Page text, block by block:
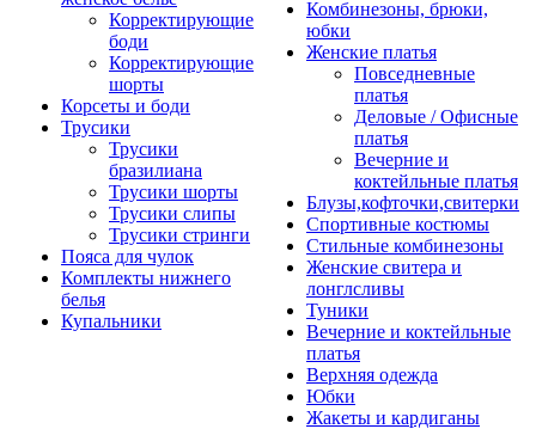
Корректирующие
боди
Корректирующие
шорты
Корсеты и боди
Трусики
Трусики
бразилиана
Трусики шорты
Трусики слипы
Трусики стринги
Пояса для чулок
Комплекты нижнего
белья
Купальники
Комбинезоны, брюки,
юбки
Женские платья
Повседневные
платья
Деловые / Офисные
платья
Вечерние и
коктейльные платья
Блузы,кофточки,свитерки
Спортивные костюмы
Стильные комбинезоны
Женские свитера и
лонглсливы
Туники
Вечерние и коктейльные
платья
Верхняя одежда
Юбки
Жакеты и кардиганы